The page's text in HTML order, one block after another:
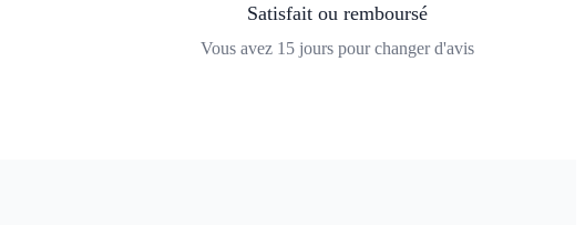
Satisfait ou remboursé
Vous avez 15jours pour changer d'avis